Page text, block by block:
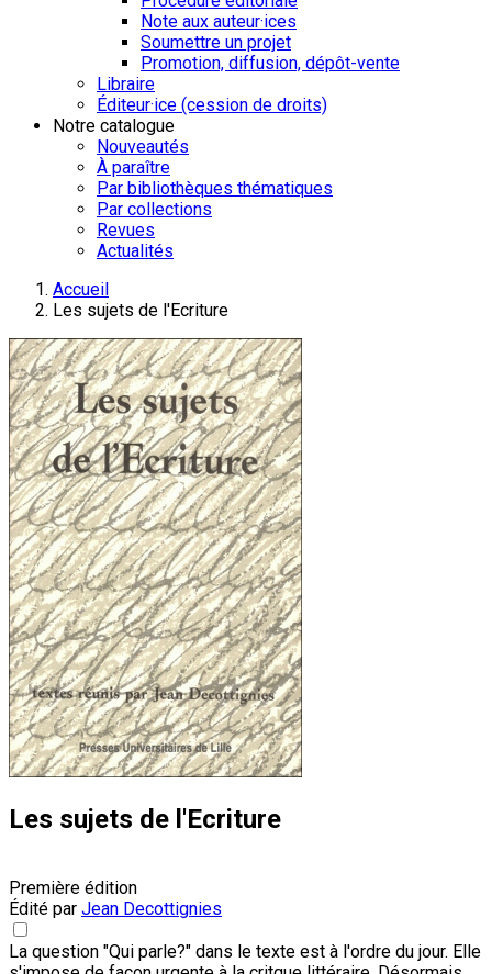
Note aux auteur·ices
Soumettre un projet
Promotion, diffusion, dépôt-vente
Libraire
Éditeur·ice (cession de droits)
Notre catalogue
Nouveautés
À paraître
Par bibliothèques thématiques
Par collections
Revues
Actualités
Accueil
Les sujets de l'Ecriture
Les sujets de l'Ecriture
Première édition
Édité par Jean Decottignies
La question "Qui parle?" dans le texte est à l'ordre du jour. Elle